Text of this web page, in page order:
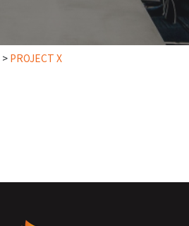
> PROJECT X